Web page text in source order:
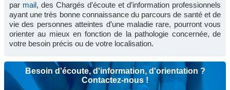
par mail, des Chargés d’écoute et d’information professionnels
ayant une très bonne connaissance du parcours de santé et de
vie des personnes atteintes d’une maladie rare, pourront vous
orienter au mieux en fonction de la pathologie concernée, de
votre besoin précis ou de votre localisation.
Besoin d'écoute, d'information, d'orientation ?
Contactez-nous !